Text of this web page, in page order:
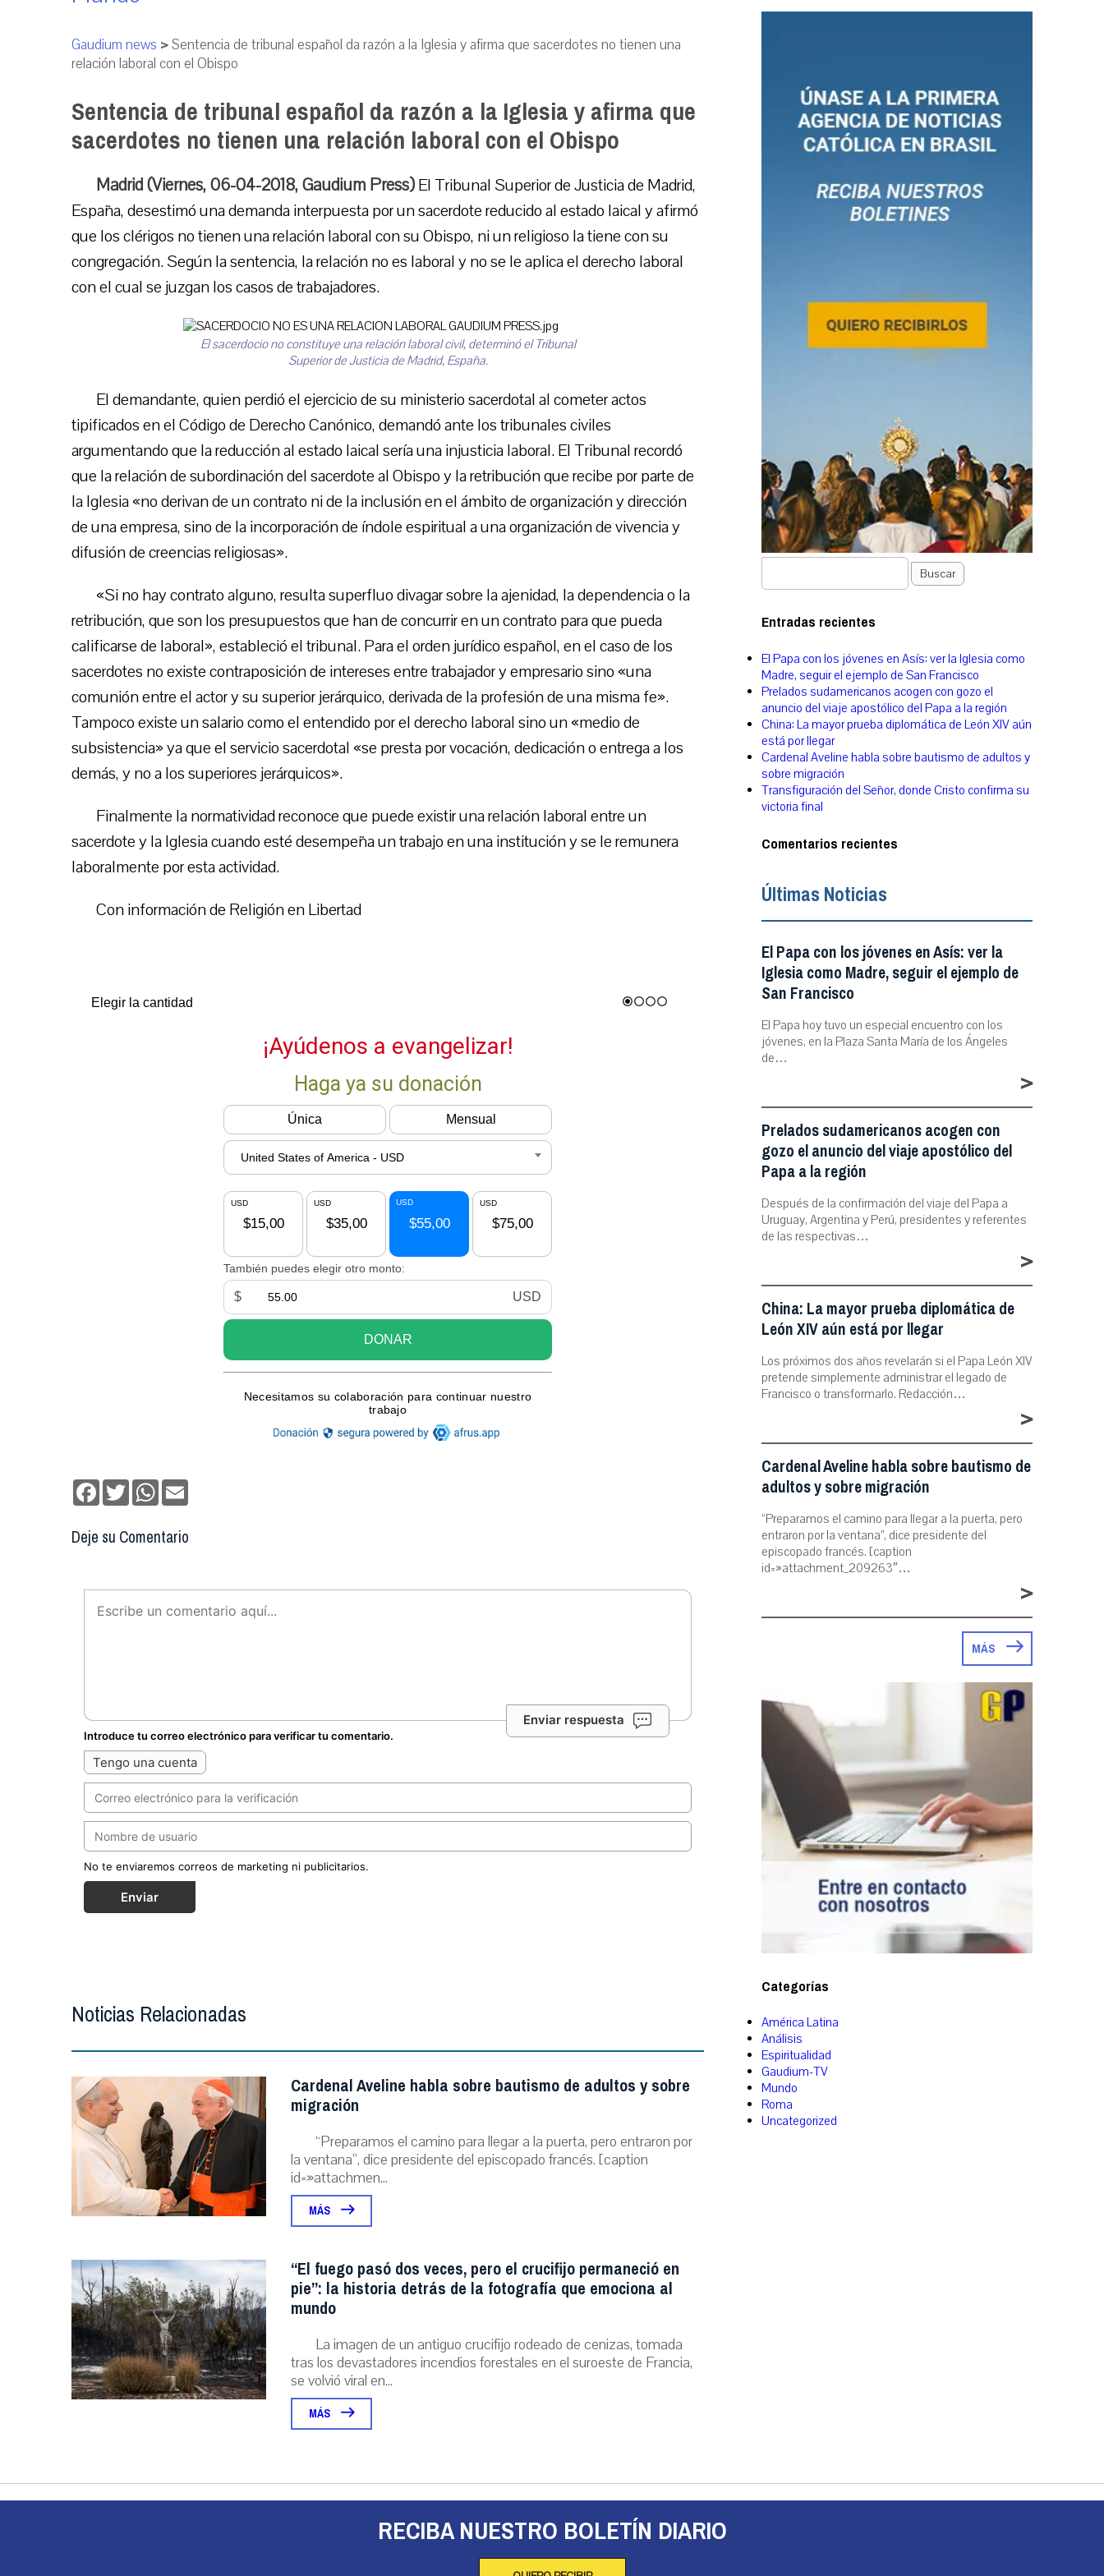
Gaudium news >Sentencia de tribunal español da razón a la Iglesia y afirma que sacerdotes no tienen una
relación laboral con el Obispo
Sentencia de tribunal español da razón a la Iglesia y afirma que
sacerdotes no tienen una relación laboral con el Obispo
Madrid (Viernes, 06-04-2018, Gaudium Press)El Tribunal Superior de Justicia de Madrid,
España, desestimó una demanda interpuesta por un sacerdote reducido al estado laical y afirmó
que los clérigos no tienen una relación laboral con su Obispo, ni un religioso la tiene con su
congregación. Según la sentencia, la relación no es laboral y no se le aplica el derecho laboral
con el cual se juzgan los casos de trabajadores.
El sacerdocio no constituye una relación laboral civil, determinó el Tribunal
Superior de Justicia de Madrid, España.
El demandante, quien perdió el ejercicio de su ministerio sacerdotal al cometer actos
tipificados en el Código de Derecho Canónico, demandó ante los tribunales civiles
argumentando que la reducción al estado laical sería una injusticia laboral. El Tribunal recordó
que la relación de subordinación del sacerdote al Obispo y la retribución que recibe por parte de
la Iglesia «no derivan de un contrato ni de la inclusión en el ámbito de organización y dirección
de una empresa, sino de la incorporación de índole espiritual a una organización de vivencia y
difusión de creencias religiosas».
«Si no hay contrato alguno, resulta superfluo divagar sobre la ajenidad, la dependencia o la
retribución, que son los presupuestos que han de concurrir en un contrato para que pueda
calificarse de laboral», estableció el tribunal. Para el orden jurídico español, en el caso de los
sacerdotes no existe contraposición de intereses entre trabajador y empresario sino «una
comunión entre el actor y su superior jerárquico, derivada de la profesión de una misma fe».
Tampoco existe un salario como el entendido por el derecho laboral sino un «medio de
subsistencia» ya que el servicio sacerdotal «se presta por vocación, dedicación o entrega a los
demás, y no a los superiores jerárquicos».
Finalmente la normatividad reconoce que puede existir una relación laboral entre un
sacerdote y la Iglesia cuando esté desempeña un trabajo en una institución y se le remunera
laboralmente por esta actividad.
Con información de Religión en Libertad
Facebook
TwitterWhatsApp
Deje su Comentario
Enviar respuesta
Introduce tu correo electrónico para verificar tu comentario.
Tengo una cuenta
No te enviaremos correos de marketing ni publicitarios.
Enviar
Noticias Relacionadas
Cardenal Aveline habla sobre bautismo de adultos y sobre
migración
“Preparamos el camino para llegar a la puerta, pero entraron por
la ventana”, dice presidente del episcopado francés. [caption
id=»attachmen...
MÁS
“El fuego pasó dos veces, pero el crucifijo permaneció en
pie”: la historia detrás de la fotografía que emociona al
mundo
La imagen de un antiguo crucifijo rodeado de cenizas, tomada
tras los devastadores incendios forestales en el suroeste de Francia,
se volvió viral en...
MÁS
Buscar
Entradas recientes
El Papa con los jóvenes en Asís: ver la Iglesia como
Madre, seguir el ejemplo de San Francisco
Prelados sudamericanos acogen con gozo el
anuncio del viaje apostólico del Papa a la región
China: La mayor prueba diplomática de León XIV aún
está por llegar
Cardenal Aveline habla sobre bautismo de adultos y
sobre migración
Transfiguración del Señor, donde Cristo confirma su
victoria final
Comentarios recientes
Últimas Noticias
El Papa con los jóvenes en Asís: ver la
Iglesia como Madre, seguir el ejemplo de
San Francisco
El Papa hoy tuvo un especial encuentro con los
jóvenes, en la Plaza Santa María de los Ángeles
de…
>
Prelados sudamericanos acogen con
gozo el anuncio del viaje apostólico del
Papa a la región
Después de la confirmación del viaje del Papa a
Uruguay, Argentina y Perú, presidentes y referentes
de las respectivas…
>
China: La mayor prueba diplomática de
León XIV aún está por llegar
Los próximos dos años revelarán si el Papa León XIV
pretende simplemente administrar el legado de
Francisco o transformarlo. Redacción…
>
Cardenal Aveline habla sobre bautismo de
adultos y sobre migración
“Preparamos el camino para llegar a la puerta, pero
entraron por la ventana”, dice presidente del
episcopado francés. [caption
id=»attachment_209263″…
>
MÁS
Categorías
América Latina
Análisis
Espiritualidad
Gaudium-TV
Mundo
Roma
Uncategorized
RECIBA NUESTRO BOLETÍN DIARIO